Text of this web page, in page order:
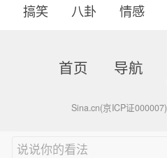
搞笑
八卦 情感
首页 导航
Sina.cn(京ICP证000007)
说说你的看法